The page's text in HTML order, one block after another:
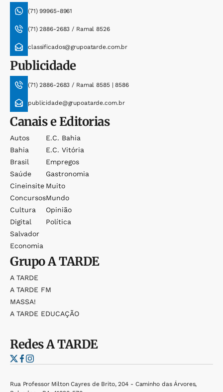
(71) 99965-8961
(71) 2886-2683 / Ramal 8526
classificados@grupoatarde.com.br
Publicidade
(71) 2886-2683 / Ramal 8585 | 8586
publicidade@grupoatarde.com.br
Canais e Editorias
Autos
Bahia
Brasil
Saúde
Cineinsite
Concursos
Cultura
Digital
Salvador
Economia
E.c. Bahia
E.c. Vitória
Empregos
Gastronomia
Muito
Mundo
Opinião
Política
GrupoA TARDE
A TARDE
A TARDE FM
MASSA!
A TARDE EDUCAÇÃO
RedesA TARDE
Rua Professor Milton Cayres de Brito, 204 - Caminho das Árvores,